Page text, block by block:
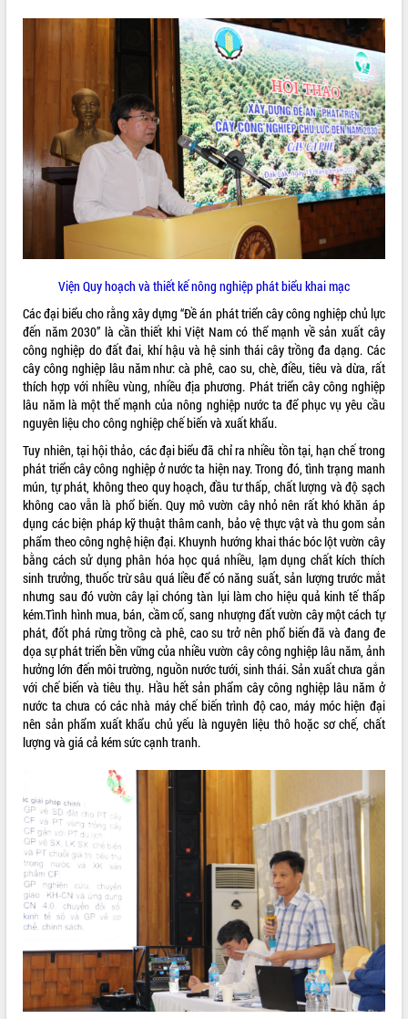
Không có file video nào để phát.
ALBUM ẢNH
LIÊN KẾT WEB
THỐNG KÊ TRUY CẬP
Hôm nay:
5970
Tất cả: 66091638
Viện Quy hoạch và thiết kế nông nghiệp phát biểu khai mạc
Các đại biểu cho rằng xây dựng “Đề án phát triển cây công nghiệp chủ lực
đến năm 2030” là cần thiết khi Việt Nam có thể mạnh về sản xuất cây
công nghiệp do đất đai, khí hậu và hệ sinh thái cây trồng đa dạng. Các
cây công nghiệp lâu năm như: cà phê, cao su, chè, điều, tiêu và dừa, rất
thích hợp với nhiều vùng, nhiều địa phương. Phát triển cây công nghiệp
lâu năm là một thế mạnh của nông nghiệp nước ta để phục vụ yêu cầu
nguyên liệu cho công nghiệp chế biến và xuất khẩu.
Tuy nhiên, tại hội thảo, các đại biểu đã chỉ ra nhiều tồn tại, hạn chế trong
phát triển cây công nghiệp ở nước ta hiện nay. Trong đó, tình trạng manh
mún, tự phát, không theo quy hoạch, đầu tư thấp, chất lượng và độ sạch
không cao vẫn là phổ biến. Quy mô vườn cây nhỏ nên rất khó khăn áp
dụng các biện pháp kỹ thuật thâm canh, bảo vệ thực vật và thu gom sản
phẩm theo công nghệ hiện đại. Khuynh hướng khai thác bóc lột vườn cây
bằng cách sử dụng phân hóa học quá nhiều, lạm dụng chất kích thích
sinh trưởng, thuốc trừ sâu quá liều để có năng suất, sản lượng trước mắt
nhưng sau đó vườn cây lại chóng tàn lụi làm cho hiệu quả kinh tế thấp
kém.Tình hình mua, bán, cầm cố, sang nhượng đất vườn cây một cách tự
phát, đốt phá rừng trồng cà phê, cao su trở nên phổ biến đã và đang đe
dọa sự phát triển bền vững của nhiều vườn cây công nghiệp lâu năm, ảnh
hưởng lớn đến môi trường, nguồn nước tưới, sinh thái. Sản xuất chưa gắn
với chế biến và tiêu thụ. Hầu hết sản phẩm cây công nghiệp lâu năm ở
nước ta chưa có các nhà máy chế biến trình độ cao, máy móc hiện đại
nên sản phẩm xuất khẩu chủ yếu là nguyên liệu thô hoặc sơ chế, chất
lượng và giá cả kém sức cạnh tranh.